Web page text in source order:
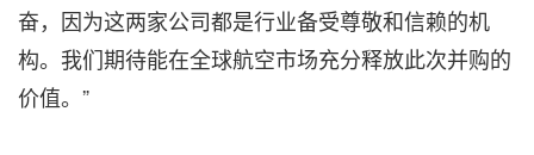
奋，因为这两家公司都是行业备受尊敬和信赖的机
构。我们期待能在全球航空市场充分释放此次并购的
价值。”